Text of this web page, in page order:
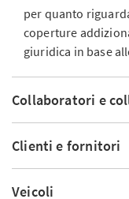
per quanto
coperture
giuridica in base
Collaboratori e
Clienti e fornitori
Veicoli